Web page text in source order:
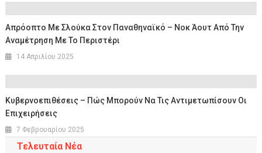
Απρόοπτο Με Σλούκα Στον Παναθηναϊκό – Νοκ Άουτ Από Την
Αναμέτρηση Με Το Περιστέρι
14 Απριλίου 2025
Κυβερνοεπιθέσεις – Πώς Μπορούν Να Τις Αντιμετωπίσουν Οι
Επιχειρήσεις
7 Φεβρουαρίου 2025
Τελευταία Νέα